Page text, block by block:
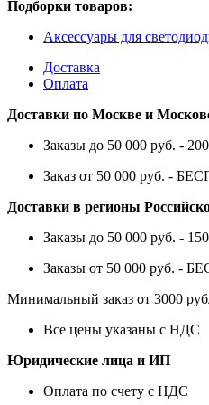
Подборки товаров:
Аксессуары для
Доставка
Оплата
Доставки по Москве и
Заказы до 50 000 руб. -
Заказ от 50 000 руб. -
Доставки в регионы
Заказы до 50 000 руб. -
Заказы от 50 000 руб. -
Минимальный заказ от 3000
Все цены указаны с НДС
Юридические лица и ИП
Оплата по счету с НДС